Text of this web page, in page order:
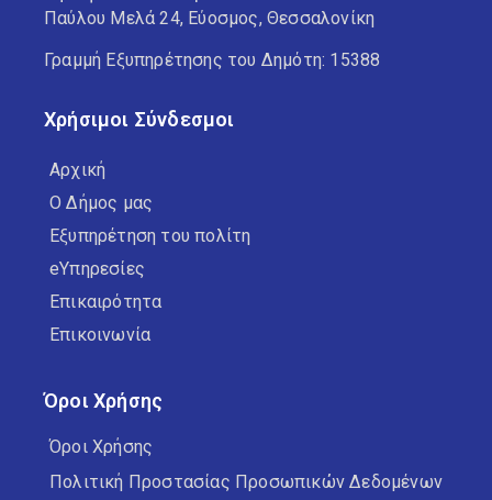
Παύλου Μελά 24, Εύοσμος, Θεσσαλονίκη
Γραμμή Εξυπηρέτησης του Δημότη: 15388
Χρήσιμοι Σύνδεσμοι
Αρχική
Ο Δήμος μας
Εξυπηρέτηση του πολίτη
eΥπηρεσίες
Επικαιρότητα
Επικοινωνία
Όροι Χρήσης
Όροι Χρήσης
Πολιτική Προστασίας Προσωπικών Δεδομένων